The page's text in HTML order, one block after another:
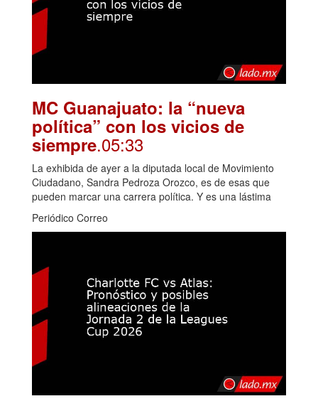
MC Guanajuato: la “nueva
política” con los vicios de
siempre.05:33
La exhibida de ayer a la diputada local de Movimiento
Ciudadano, Sandra Pedroza Orozco, es de esas que
pueden marcar una carrera política. Y es una lástima
Periódico Correo